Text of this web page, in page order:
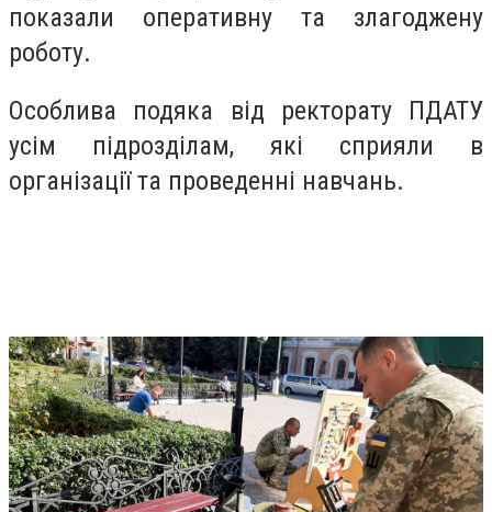
показали оперативну та злагоджену
роботу.
Особлива подяка від ректорату ПДАТУ
усім підрозділам, які сприяли в
організації та проведенні навчань.